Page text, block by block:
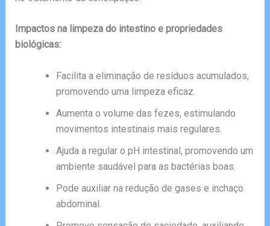
Impactos na limpeza do intestino e propriedades
biológicas:
Facilita a eliminação de resíduos acumulados,
promovendo uma limpeza eficaz.
Aumenta o volume das fezes, estimulando
movimentos intestinais mais regulares.
Ajuda a regular o pH intestinal, promovendo um
ambiente saudável para as bactérias boas.
Pode auxiliar na redução de gases e inchaço
abdominal.